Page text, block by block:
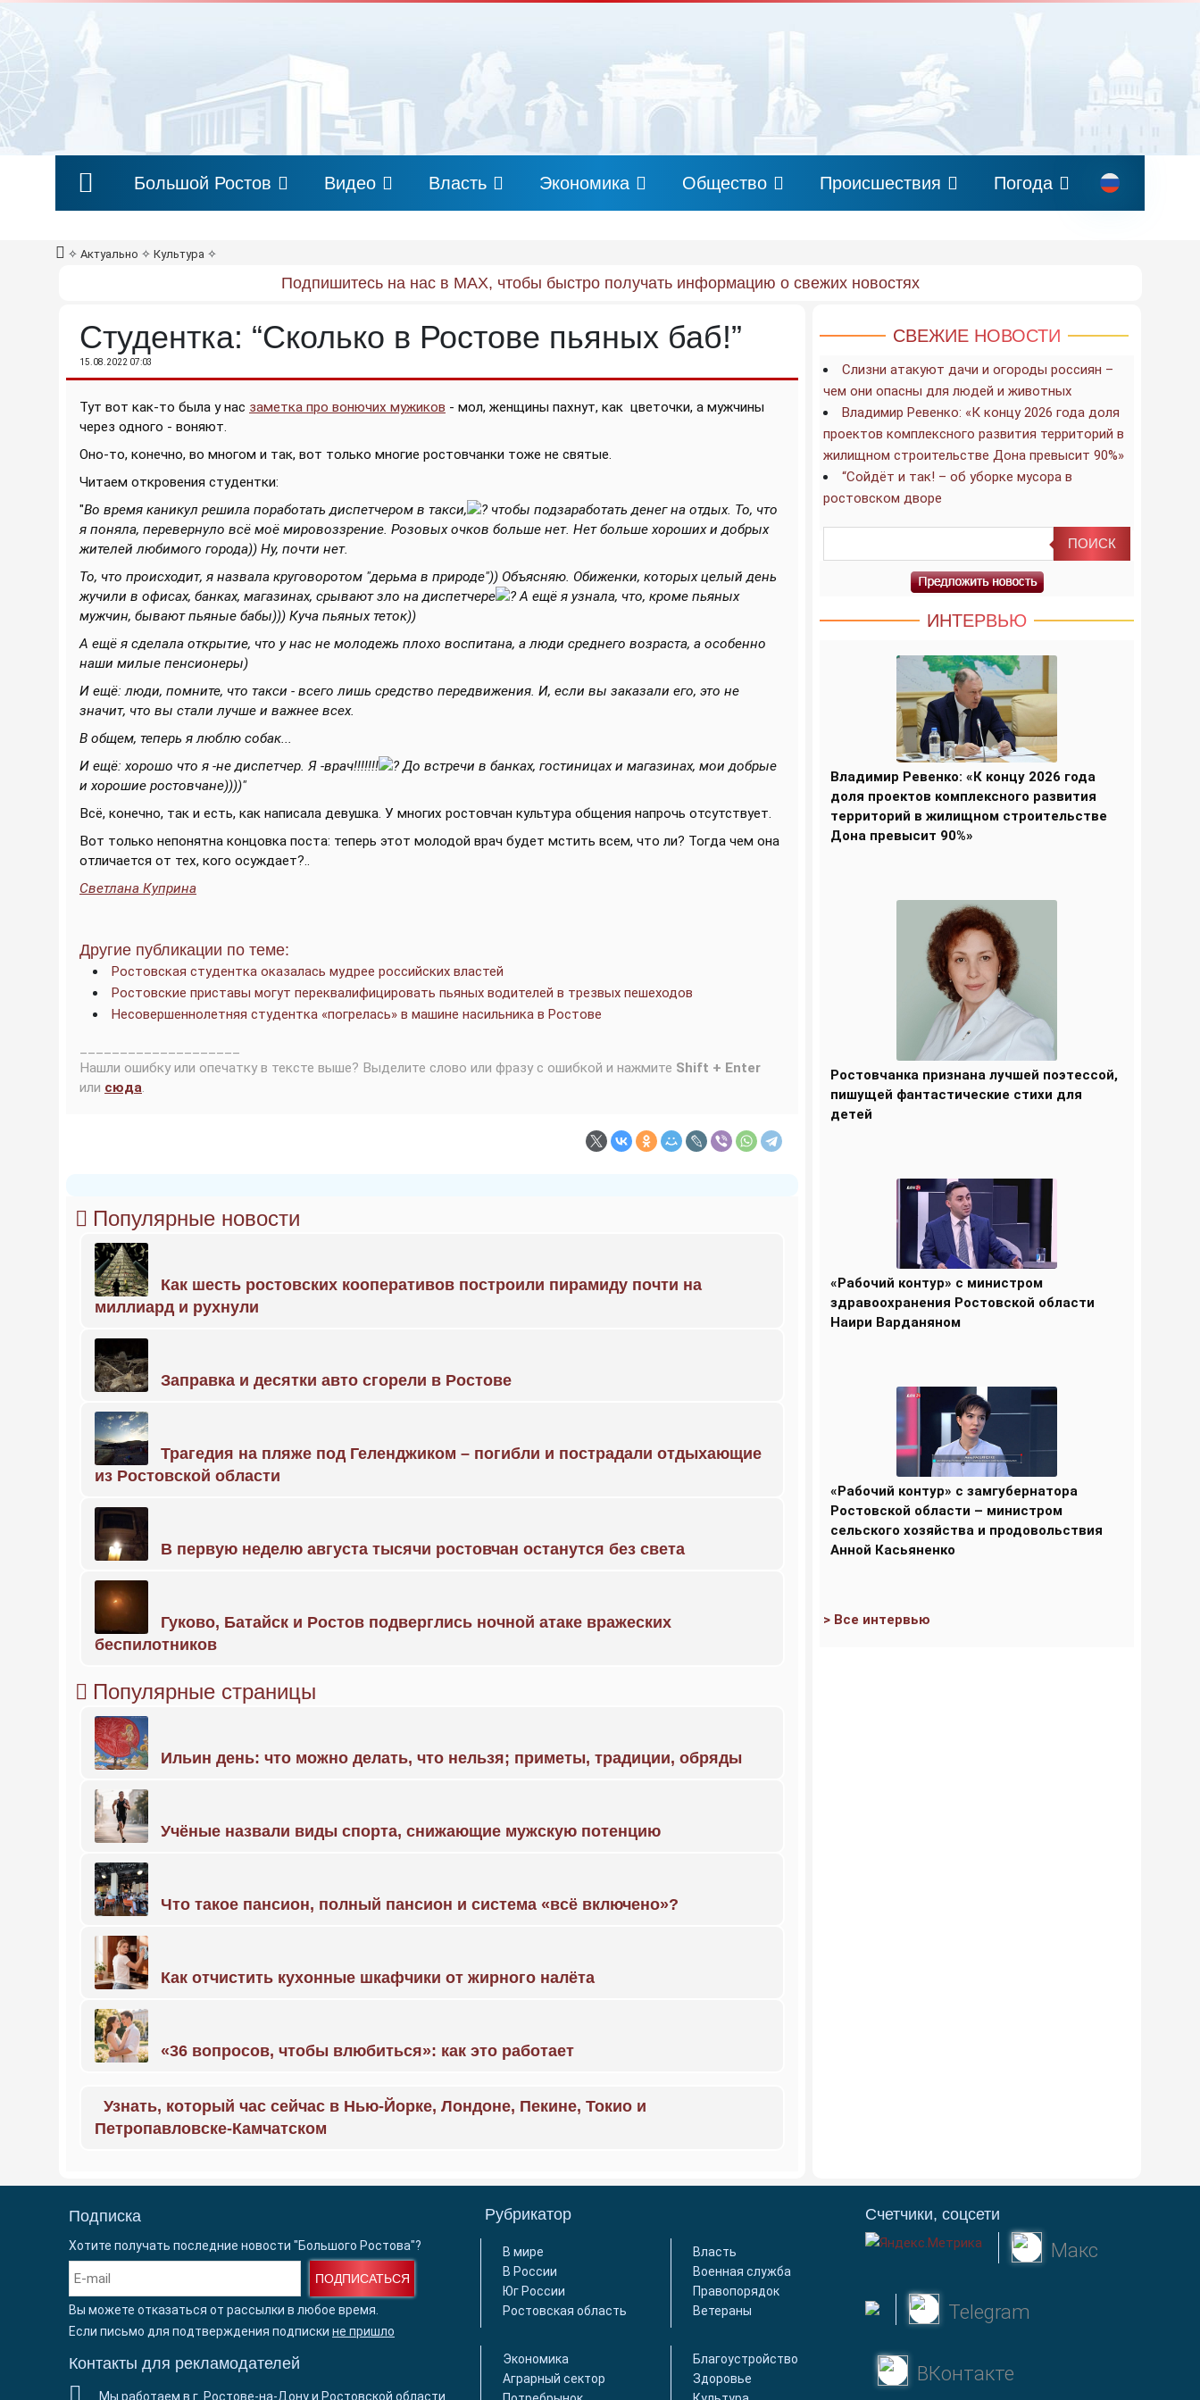
Большой Ростов Видео Власть Экономика Общество Происшествия Погода
✧ Актуально ✧ Культура ✧
Подпишитесь на нас в MAX, чтобы быстро получать информацию о свежих новостях
Студентка: “Сколько в Ростове пьяных баб!”
15.08.2022 07:03
Тут вот как-то была у нас заметка про вонючих мужиков - мол, женщины пахнут, как цветочки, а мужчины
через одного - воняют.
Оно-то, конечно, во многом и так, вот только многие ростовчанки тоже не святые.
Читаем откровения студентки:
"Во время каникул решила поработать диспетчером в такси,
чтобы подзаработать денег на отдых. То, что
я поняла, перевернуло всё моё мировоззрение. Розовых очков больше нет. Нет больше хороших и добрых
жителей любимого города)) Ну, почти нет.
То, что происходит, я назвала круговоротом "дерьма в природе")) Объясняю. Обиженки, которых целый день
жучили в офисах, банках, магазинах, срывают зло на диспетчере
А ещё я узнала, что, кроме пьяных
мужчин, бывают пьяные бабы))) Куча пьяных теток))
А ещё я сделала открытие, что у нас не молодежь плохо воспитана, а люди среднего возраста, а особенно
наши милые пенсионеры)
И ещё: люди, помните, что такси - всего лишь средство передвижения. И, если вы заказали его, это не
значит, что вы стали лучше и важнее всех.
В общем, теперь я люблю собак...
И ещё: хорошо что я -не диспетчер. Я -врач!!!!!!!
До встречи в банках, гостиницах и магазинах, мои добрые
и хорошие ростовчане))))"
Всё, конечно, так и есть, как написала девушка. У многих ростовчан культура общения напрочь отсутствует.
Вот только непонятна концовка поста: теперь этот молодой врач будет мстить всем, что ли? Тогда чем она
отличается от тех, кого осуждает?..
Светлана Куприна
Другие публикации по теме:
Ростовская студентка оказалась мудрее российских властей
Ростовские приставы могут переквалифицировать пьяных водителей в трезвых пешеходов
Несовершеннолетняя студентка «погрелась» в машине насильника в Ростове
Нашли ошибку или опечатку в тексте выше? Выделите слово или фразу с ошибкой и нажмите Shift + Enter
или сюда.
Популярные новости
Как шесть ростовских кооперативов построили пирамиду почти на
миллиард и рухнули
Заправка и десятки авто сгорели в Ростове
Трагедия на пляже под Геленджиком – погибли и пострадали отдыхающие
из Ростовской области
В первую неделю августа тысячи ростовчан останутся без света
Гуково, Батайск и Ростов подверглись ночной атаке вражеских
беспилотников
Популярные страницы
Ильин день: что можно делать, что нельзя; приметы, традиции, обряды
Учёные назвали виды спорта, снижающие мужскую потенцию
Что такое пансион, полный пансион и система «всё включено»?
Как отчистить кухонные шкафчики от жирного налёта
«36 вопросов, чтобы влюбиться»: как это работает
Узнать, который час сейчас в Нью-Йорке, Лондоне, Пекине, Токио и
Петропавловске-Камчатском
СВЕЖИЕ НОВОСТИ
Слизни атакуют дачи и огороды россиян –
чем они опасны для людей и животных
Владимир Ревенко: «К концу 2026 года доля
проектов комплексного развития территорий в
жилищном строительстве Дона превысит 90%»
“Сойдёт и так! – об уборке мусора в
ростовском дворе
ИНТЕРВЬЮ
Владимир Ревенко: «К концу 2026 года
доля проектов комплексного развития
территорий в жилищном строительстве
Дона превысит 90%»
Ростовчанка признана лучшей поэтессой,
пишущей фантастические стихи для
детей
«Рабочий контур» с министром
здравоохранения Ростовской области
Наири Варданяном
«Рабочий контур» с замгубернатора
Ростовской области – министром
сельского хозяйства и продовольствия
Анной Касьяненко
> Все интервью
Подписка
Хотите получать последние новости "Большого Ростова"?
ПОДПИСАТЬСЯ
Вы можете отказаться от рассылки в любое время.
Если письмо для подтверждения подписки не пришло
Контакты для рекламодателей
Мы работаем в г. Ростове-на-Дону и Ростовской области
Рубрикатор
В мире
В России
Юг России
Ростовская область
Власть
Военная служба
Правопорядок
Ветераны
Экономика
Аграрный сектор
Благоустройство
Здоровье
Счетчики, соцсети
Макс
Telegram
ВКонтакте